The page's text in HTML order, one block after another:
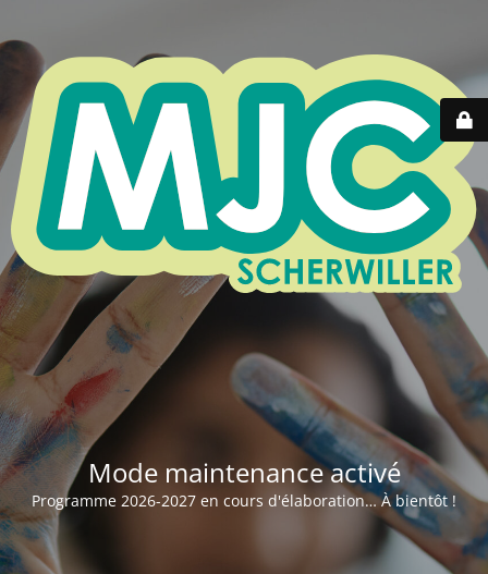
Mode maintenance activé
Programme 2026-2027 en cours d'élaboration… À bientôt !